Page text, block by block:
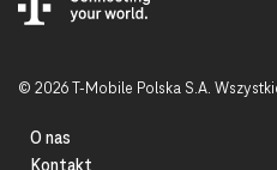
© 2026 T-Mobile Polska S.A.
O nas